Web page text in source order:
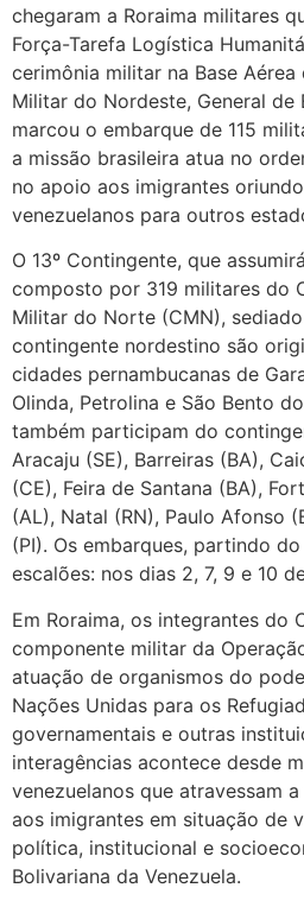
chegaram a Roraima militares
Força-Tarefa Logística
cerimônia militar na Base
Militar do Nordeste, General de
marcou o embarque de 115
a missão brasileira atua no
no apoio aos imigrantes
venezuelanos para outros
O 13º Contingente, que
composto por 319 militares do
Militar do Norte (CMN),
contingente nordestino são
cidades pernambucanas de
Olinda, Petrolina e São Bento
também participam do
Aracaju (SE), Barreiras (BA),
(CE), Feira de Santana (BA),
(AL), Natal (RN), Paulo Afonso
(PI). Os embarques, partindo
escalões: nos dias 2, 7, 9 e 10
Em Roraima, os integrantes do
componente militar da
atuação de organismos do
Nações Unidas para os
governamentais e outras
interagências acontece desde
venezuelanos que atravessam
aos imigrantes em situação de
política, institucional e
Bolivariana da Venezuela.